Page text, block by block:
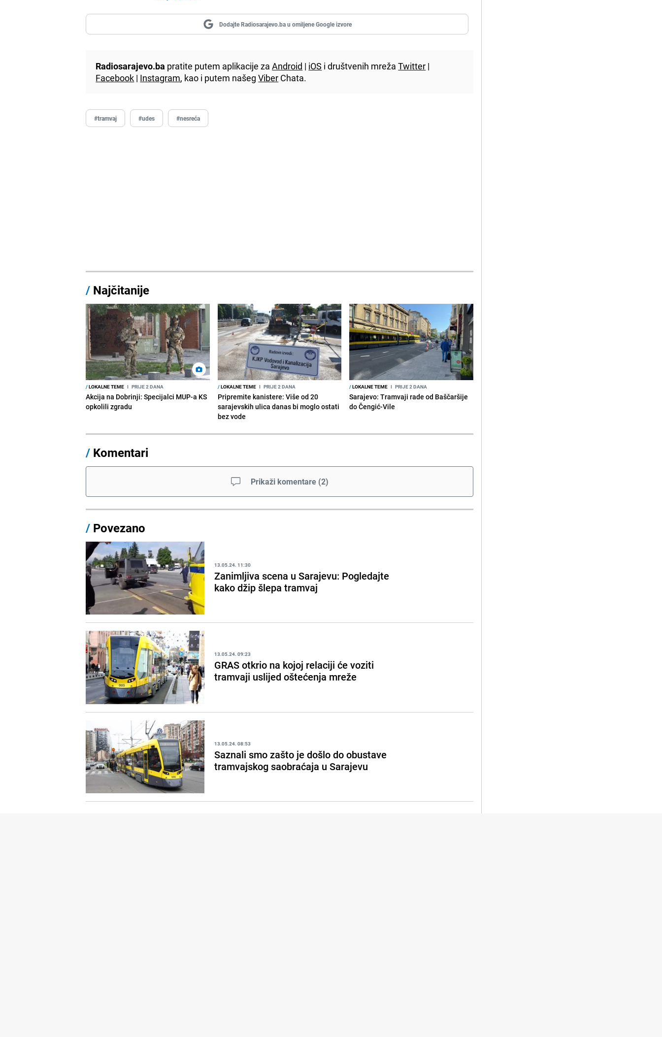
Dodajte Radiosarajevo.ba u omiljene Google izvore
Radiosarajevo.ba pratite putem aplikacije zaAndroid | iOS i društvenih mrežaTwitter |
Facebook | Instagram, kao i putem našegViber Chata.
#tramvaj #udes #nesreća
/ Najčitanije
/LOKALNE TEME I PRIJE 2 DANA
Akcija na Dobrinji: Specijalci MUP-a KS
opkolili zgradu
/LOKALNE TEME I PRIJE 2 DANA
Pripremite kanistere: Više od 20
sarajevskih ulica danas bi moglo ostati
bez vode
/LOKALNE TEME I PRIJE 2 DANA
Sarajevo: Tramvaji rade od Baščaršije
do Čengić-Vile
/ Komentari
Prikaži komentare (2)
/ Povezano
13.05.24. 11:30
Zanimljiva scena u Sarajevu: Pogledajte
kako džip šlepa tramvaj
13.05.24. 09:23
GRAS otkrio na kojoj relaciji će voziti
tramvaji uslijed oštećenja mreže
13.05.24. 08:53
Saznali smo zašto je došlo do obustave
tramvajskog saobraćaja u Sarajevu